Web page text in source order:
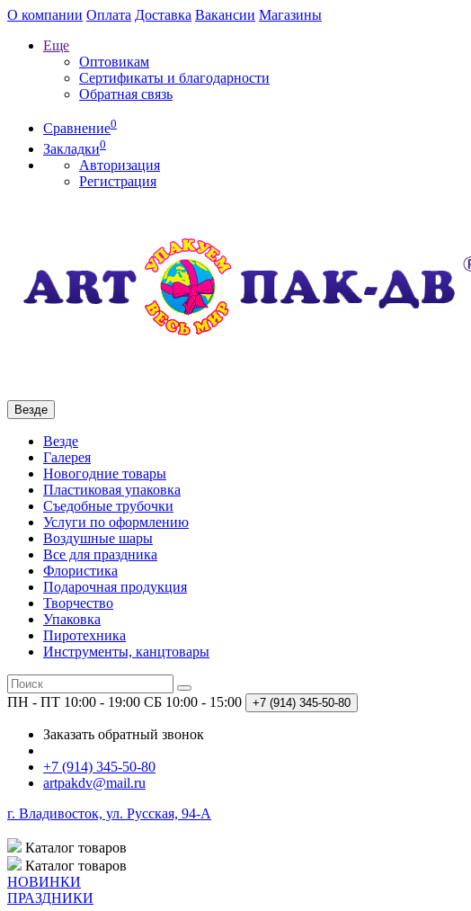
О компании Оплата Доставка Вакансии Магазины
Еще
Оптовикам
Сертификаты и благодарности
Обратная связь
Сравнение0
Закладки0
Авторизация
Регистрация
Везде
Везде
Галерея
Новогодние товары
Пластиковая упаковка
Съедобные трубочки
Услуги по оформлению
Воздушные шары
Все для праздника
Флористика
Подарочная продукция
Творчество
Упаковка
Пиротехника
Инструменты, канцтовары
ПН - ПТ 10:00 - 19:00 СБ 10:00 - 15:00 +7 (914) 345-50-80
Заказать обратный звонок
+7 (914) 345-50-80
artpakdv@mail.ru
г. Владивосток, ул. Русская, 94-А
Каталог товаров
Каталог товаров
НОВИНКИ
ПРАЗДНИКИ